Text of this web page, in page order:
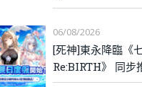
06/08/2026
[死神]東永降臨《
Re:BIRTH》 同步